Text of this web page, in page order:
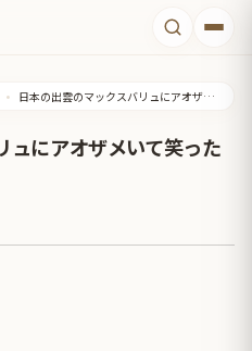
• 日本の出雲のマックスバリュにアオザメいて笑ったｗｗｗ【タイ人の反応】
ュにアオザメいて笑った